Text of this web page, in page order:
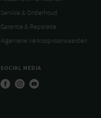
Service & Onderhoud
Garantie & Reparatie
Algemene Verkoopvoorwaarden
SOCIAL MEDIA